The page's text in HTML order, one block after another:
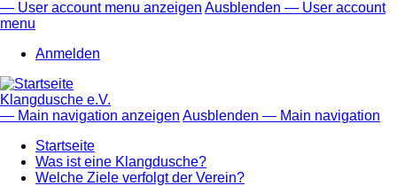
Direkt
zum
User
account
menu
— User account menu anzeigen Ausblenden — User account
menu
Anmelden
Klangdusche e.V.
Main
navigation
— Main navigation anzeigen Ausblenden — Main navigation
Startseite
Was ist eine Klangdusche?
Welche Ziele verfolgt der Verein?